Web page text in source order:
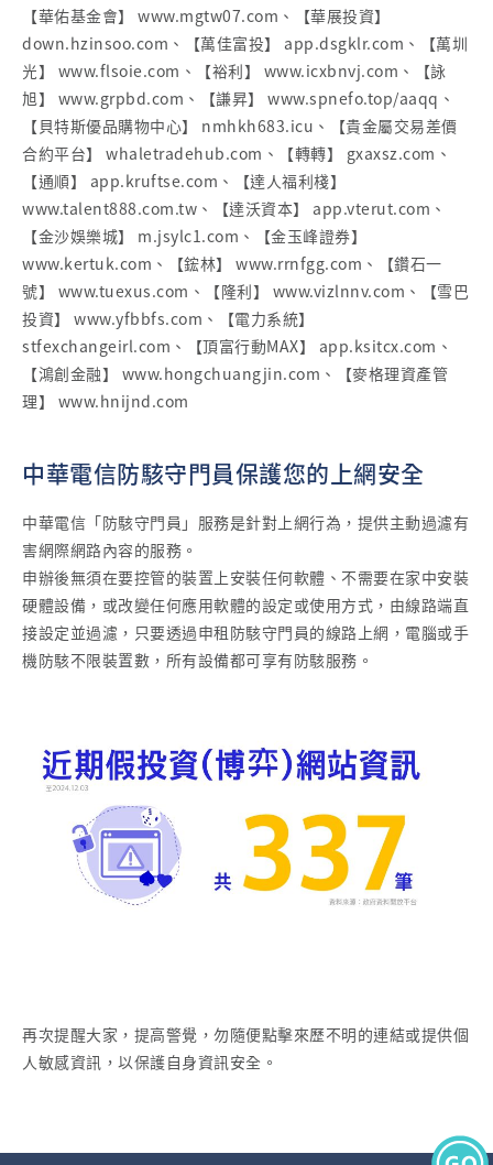
【華佑基金會】 www.mgtw07.com、【華展投資】
down.hzinsoo.com、【萬佳富投】 app.dsgklr.com、【萬圳
光】 www.flsoie.com、【裕利】 www.icxbnvj.com、【詠
旭】 www.grpbd.com、【謙昇】 www.spnefo.top/aaqq、
【貝特斯優品購物中心】 nmhkh683.icu、【貴金屬交易差價
合約平台】 whaletradehub.com、【轉轉】 gxaxsz.com、
【通順】 app.kruftse.com、【達人福利棧】
www.talent888.com.tw、【達沃資本】 app.vterut.com、
【金沙娛樂城】 m.jsylc1.com、【金玉峰證券】
www.kertuk.com、【鋐林】 www.rrnfgg.com、【鑽石一
號】 www.tuexus.com、【隆利】 www.vizlnnv.com、【雪巴
投資】 www.yfbbfs.com、【電力系統】
stfexchangeirl.com、【頂富行動MAX】 app.ksitcx.com、
【鴻創金融】 www.hongchuangjin.com、【麥格理資產管
理】 www.hnijnd.com
中華電信防駭守門員保護您的上網安全
中華電信「防駭守門員」服務是針對上網行為，提供主動過濾有
害網際網路內容的服務。
申辦後無須在要控管的裝置上安裝任何軟體、不需要在家中安裝
硬體設備，或改變任何應用軟體的設定或使用方式，由線路端直
接設定並過濾，只要透過申租防駭守門員的線路上網，電腦或手
機防駭不限裝置數，所有設備都可享有防駭服務。
再次提醒大家，提高警覺，勿隨便點擊來歷不明的連結或提供個
人敏感資訊，以保護自身資訊安全。